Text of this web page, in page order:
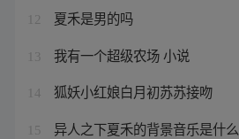
12 夏禾是男的吗
13 我有一个超级农场 小说
14 狐妖小红娘白月初苏苏接吻
15 异人之下夏禾的背景音乐是什么